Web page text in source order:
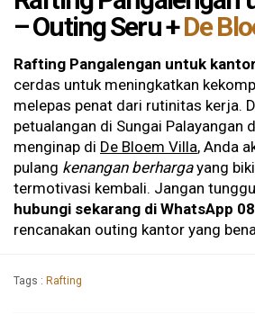
– Outing Seru +De
Rafting Pangalengan untuk kantor
cerdas untuk meningkatkan
melepas penat dari rutinitas kerja.
petualangan di Sungai Palayangan
menginap di De Bloem Villa, Anda
pulang kenangan berhargayang
termotivasi kembali. Jangan
hubungi sekarang di WhatsApp
rencanakan outing kantor yang
Tags : Rafting